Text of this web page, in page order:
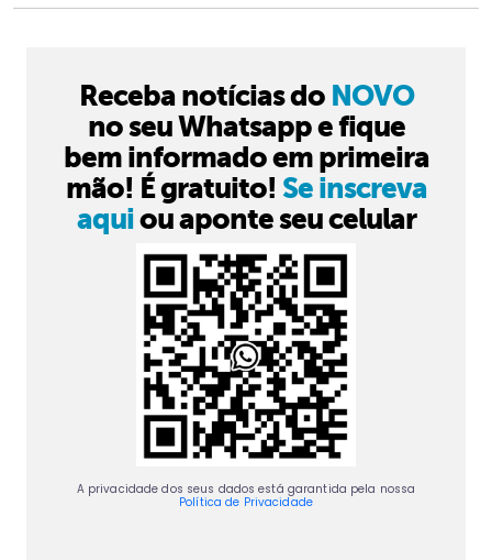
Receba notícias do NOVO
no seu Whatsapp e fique
bem informado em primeira
mão! É gratuito! Se inscreva
aquiou aponte seu celular
A privacidade dos seus dados está garantida pela nossa
Política de Privacidade